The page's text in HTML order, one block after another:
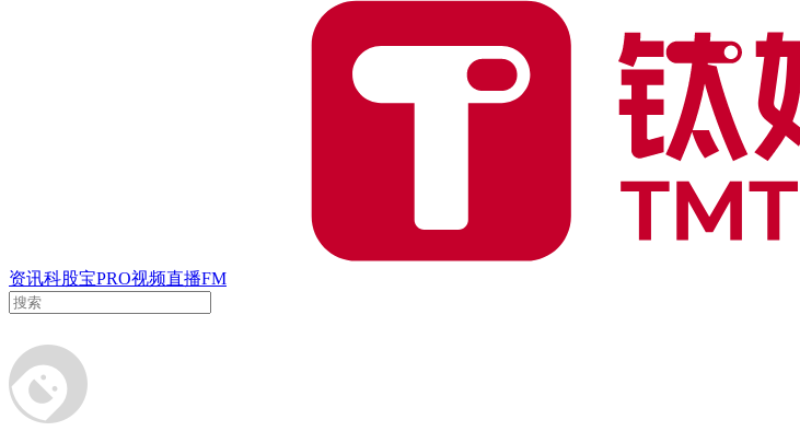
资讯科股宝PRO视频直播FM